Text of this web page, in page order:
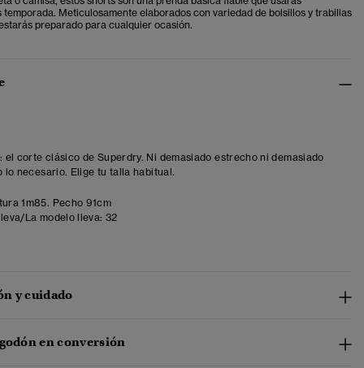
temporada. Meticulosamente elaborados con variedad de bolsillos y trabillas
preparado para cualquier ocasión.
el corte clásico de Superdry. Ni demasiado estrecho ni demasiado
lo necesario. Elige tu talla habitual.
1m85. Pecho 91cm
La modelo lleva: 32
y cuidado
en conversión